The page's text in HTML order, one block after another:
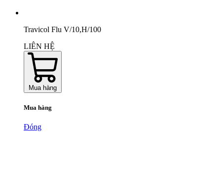
Travicol Flu V/10,H/100
LIÊN HỆ
Mua hàng
Mua hàng
Đóng